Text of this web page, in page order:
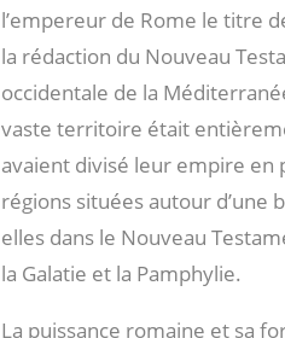
l’empereur de Rome le titre
la rédaction du Nouveau
occidentale de la
vaste territoire était
avaient divisé leur empire en
régions situées autour d’une
elles dans le Nouveau
la Galatie et la Pamphylie.
La puissance romaine et sa